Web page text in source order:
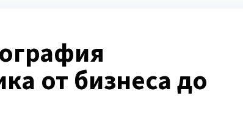
от бизнеса до